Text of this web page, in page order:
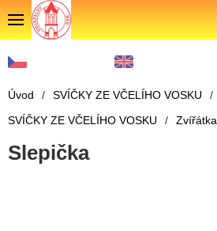
Úvod / SVÍČKY ZE VČELÍHO VOSKU
/
SVÍČKY ZE VČELÍHO VOSKU
/ Zvířátka
Slepička